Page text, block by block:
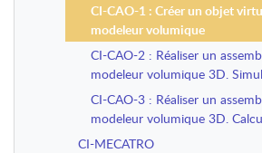
CI-CAO-1 : Créer un objet
modeleur volumique
CI-CAO-2 : Réaliser un
modeleur volumique 3D.
CI-CAO-3 : Réaliser un
modeleur volumique 3D.
CI-MECATRO